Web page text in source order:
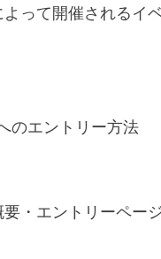
って開催されるイ
のエントリー方法
要・エントリーペー